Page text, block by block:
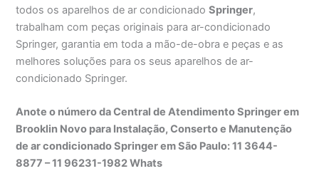
todos os aparelhos de ar condicionadoSpringer,
trabalham com peças originais para ar-condicionado
Springer, garantia em toda a mão-de-obra e peças e as
melhores soluções para os seus aparelhos de ar-
condicionado Springer.
Anote o número da Central de Atendimento Springer em
Brooklin Novo para Instalação, Conserto e Manutenção
de ar condicionado Springer em São Paulo: 11 3644-
8877 – 11 96231-1982 Whats